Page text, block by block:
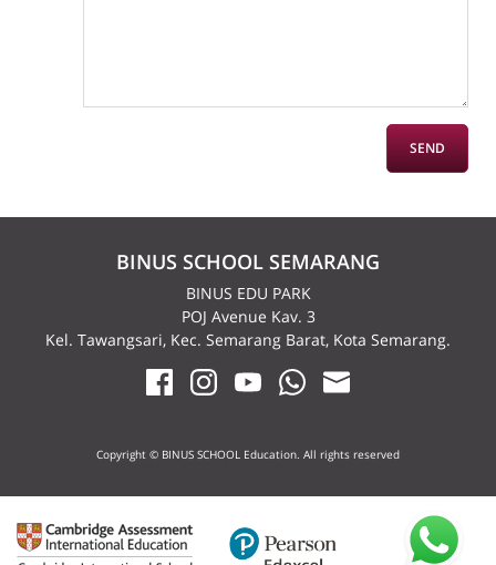
BINUS SCHOOL SEMARANG
BINUS EDU PARK
POJ Avenue Kav. 3
Kel. Tawangsari, Kec. Semarang Barat, Kota Semarang.
Copyright © BINUS SCHOOL Education. All rights reserved